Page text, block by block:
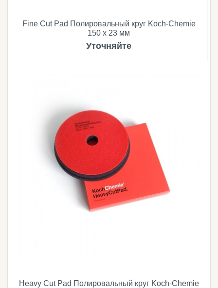
Fine Cut Pad Полировальный круг Koch-Chemie
150 х 23 мм
Уточняйте
Heavy Cut Pad Полировальный круг Koch-Chemie